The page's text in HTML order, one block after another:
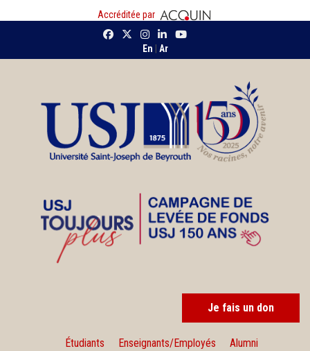
Accréditée par
En Ar
Je fais un don
Étudiants Enseignants/Employés Alumni